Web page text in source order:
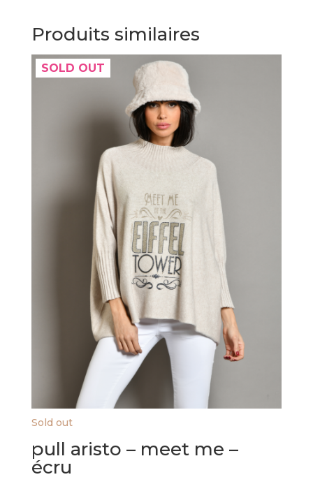
Produits similaires
SOLD OUT
Sold out
pull aristo – meet me –
écru